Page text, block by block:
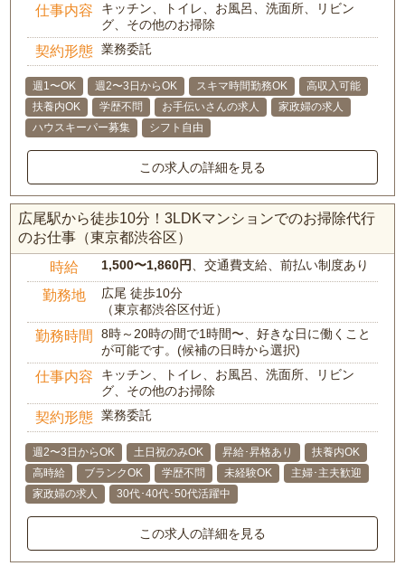
仕事内容
キッチン、トイレ、お風呂、洗面所、リビン
グ、その他のお掃除
契約形態 業務委託
週1〜OK 週2〜3日からOK スキマ時間勤務OK
高収入可能
扶養内OK
学歴不問 お手伝いさんの求人
家政婦の求人
ハウスキーパー募集
シフト自由
この求人の詳細を見る
広尾駅から徒歩10分！3LDKマンションでのお掃除代行
のお仕事（東京都渋谷区）
時給 1,500〜1,860円、交通費支給、前払い制度あり
勤務地
広尾 徒歩10分
（東京都渋谷区付近）
勤務時間
8時～20時の間で1時間〜、好きな日に働くこと
が可能です。(候補の日時から選択)
仕事内容
キッチン、トイレ、お風呂、洗面所、リビン
グ、その他のお掃除
契約形態 業務委託
週2〜3日からOK 土日祝のみOK 昇給･昇格あり
扶養内OK
高時給
ブランクOK 学歴不問 未経験OK
主婦･主夫歓迎
家政婦の求人
30代･40代･50代活躍中
この求人の詳細を見る